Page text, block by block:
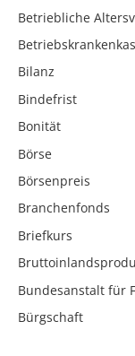
Betriebliche
Bilanz
Bindefrist
Bonität
Börse
Börsenpreis
Branchenfonds
Briefkurs
Bundesanstalt für
Bürgschaft